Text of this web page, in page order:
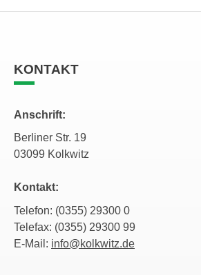
KONTAKT
Anschrift:
Berliner Str. 19
03099 Kolkwitz
Kontakt:
Telefon: (0355) 29300 0
Telefax: (0355) 29300 99
E-Mail: info@kolkwitz.de